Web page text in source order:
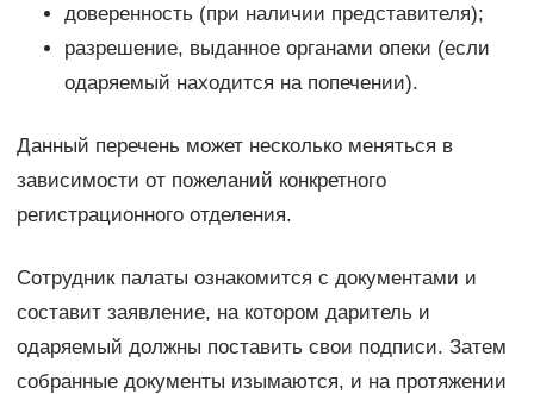
доверенность (при наличии представителя);
разрешение, выданное органами опеки (если
одаряемый находится на попечении).
Данный перечень может несколько меняться в
зависимости от пожеланий конкретного
регистрационного отделения.
Сотрудник палаты ознакомится с документами и
составит заявление, на котором даритель и
одаряемый должны поставить свои подписи. Затем
собранные документы изымаются, и на протяжении